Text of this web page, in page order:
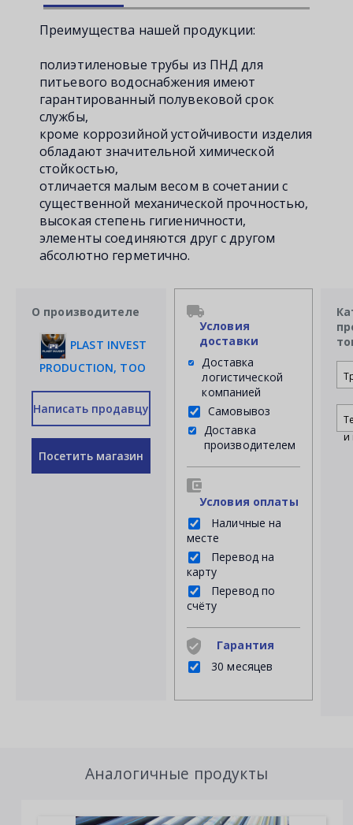
Преимущества нашей продукции:
полиэтиленовые трубы из ПНД для
питьевого водоснабжения имеют
гарантированный полувековой срок
службы,
кроме коррозийной устойчивости изделия
обладают значительной химической
стойкостью,
отличается малым весом в сочетании с
существенной механической прочностью,
высокая степень гигиеничности,
элементы соединяются друг с другом
абсолютно герметично.
О производителе
PLAST INVEST
PRODUCTION, ТОО
Написать продавцу
Посетить магазин
Условия
доставки
Доставка
логистической
компанией
Самовывоз
Доставка
производителем
Условия оплаты
Наличные на
месте
Перевод на
карту
Перевод по
счёту
Гарантия
30 месяцев
и
Аналогичные продукты